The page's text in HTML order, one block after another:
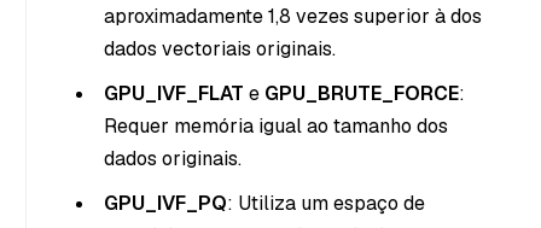
aproximadamente 1,8 vezes superior à dos
dados vectoriais originais.
GPU_IVF_FLAT e GPU_BRUTE_FORCE:
Requer memória igual ao tamanho dos
dados originais.
GPU_IVF_PQ: Utiliza um espaço de